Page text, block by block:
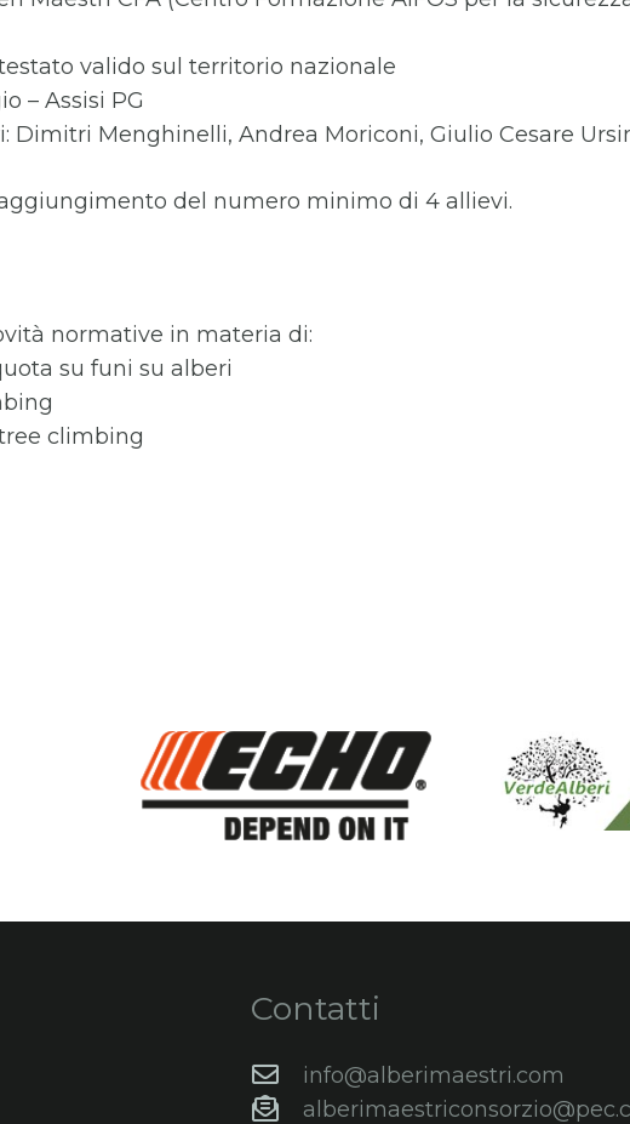
valido sul territorio nazionale
– Assisi PG
Dimitri Menghinelli, Andrea Moriconi, Giulio Cesare
del numero minimo di 4 allievi.
normative in materia di:
su funi su alberi
climbing
Contatti
info@alberimaestri.com